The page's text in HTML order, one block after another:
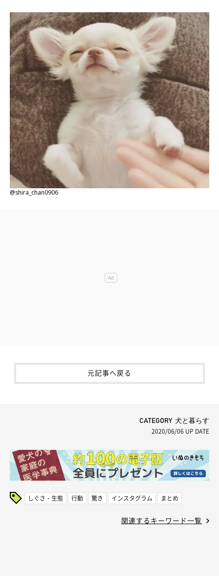
@shira_chan0906
元記事へ戻る
CATEGORY 犬と暮らす
2020/06/06 UP DATE
しぐさ・生態 行動 驚き インスタグラム まとめ
関連するキーワード一覧